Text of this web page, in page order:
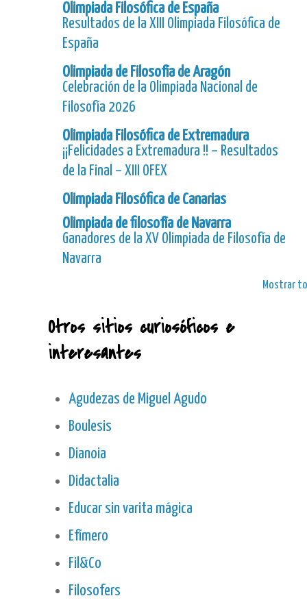
Olimpiada Filosófica de España
Resultados de la XIII Olimpiada Filosófica de
España
Olimpiada de Filosofía de Aragón
Celebración de la Olimpiada Nacional de
Filosofía 2026
Olimpiada Filosófica de Extremadura
¡¡Felicidades a Extremadura !! – Resultados
de la Final – XIII OFEX
Olimpiada Filosófica de Canarias
Olimpiada de filosofía de Navarra
Ganadores de la XV Olimpiada de Filosofía de
Navarra
Mostrar
Otros sitios curiosóficos e
interesantes
Agudezas de Miguel Agudo
Boulesis
Dianoia
Didactalia
Educar sin varita mágica
Efímero
Fil&Co
Filosofers